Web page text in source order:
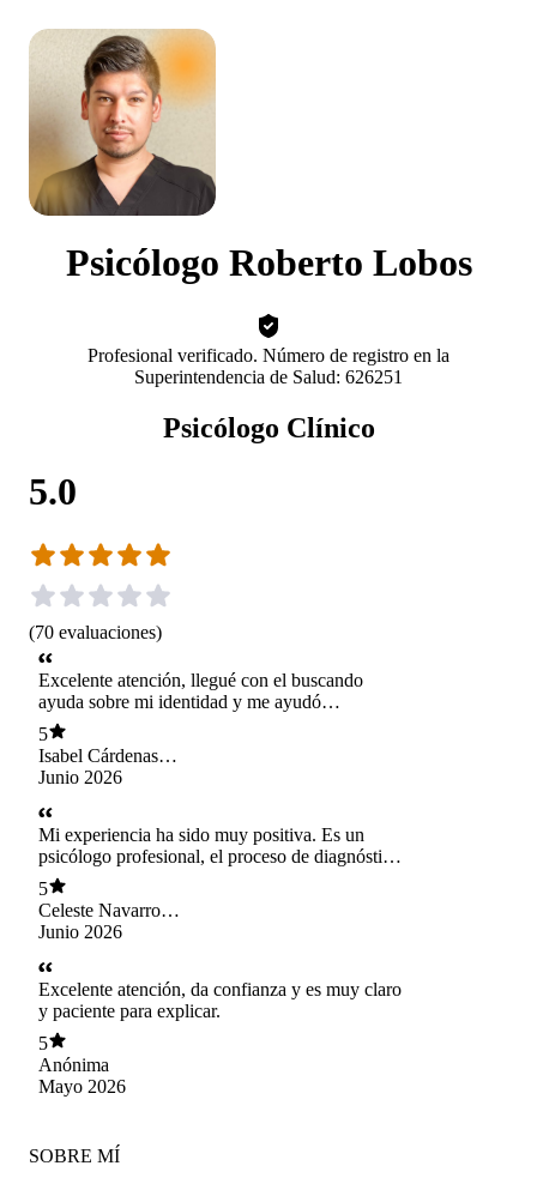
Psicólogo Roberto Lobos
Profesional verificado. Número de registro en la
Superintendencia de Salud: 626251
Psicólogo Clínico
5.0
(70 evaluaciones)
Excelente atención, llegué con el buscando
ayuda sobre mi identidad y me ayudó
muchísimo indignado sobre mi infancia y
juventud, encontrando un psicodiagnóstico
neurodivergente, muy atento y con mucha
disposición para ayudar, estoy muy agradecida y
satisfecha con su trabajo, me quiero seguir
atendiendo con el!
5
Isabel Cárdenas
Manqui
Junio 2026
Mi experiencia ha sido muy positiva. Es un
psicólogo profesional, el proceso de diagnóstico
de TEA con entrevistas y cuestionarios muy
detallados me parece muy bien hecho!
5
Celeste Navarro
Mora
Junio 2026
Excelente atención, da confianza y es muy claro
y paciente para explicar.
5
Anónima
Mayo 2026
SOBRE MÍ